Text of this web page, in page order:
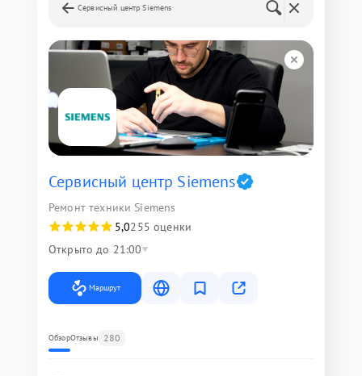
Сервисный центр Siemens
Сервисный центр Siemens
Ремонт техники Siemens
5,0255 оценки
Открыто до 21:00
Маршрут
ОбзорОтзывы 280